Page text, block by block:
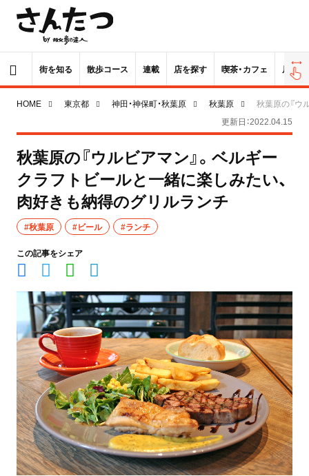
街を知る 散歩コース 連載 店を探す 喫茶・カフェ 居酒屋
HOME 東京都 神田・神保町・秋葉原 秋葉原
秋葉原の『ウ
更新日：2022.04.15
秋葉原の『ウルビアマン』。ベルギー
クラフトビールと一緒に楽しみたい、
肉好きも納得のグリルランチ
#秋葉原 #ビール #ランチ
この記事をシェア